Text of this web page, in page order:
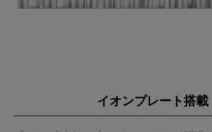
イオンプレート搭載